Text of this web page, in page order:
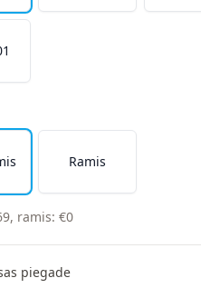
Ramis
, ramis:€0
piegade